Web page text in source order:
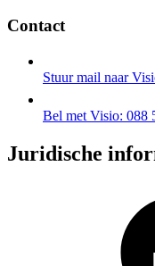
Contact
Stuur mail naar
Bel met Visio: 088
Juridische